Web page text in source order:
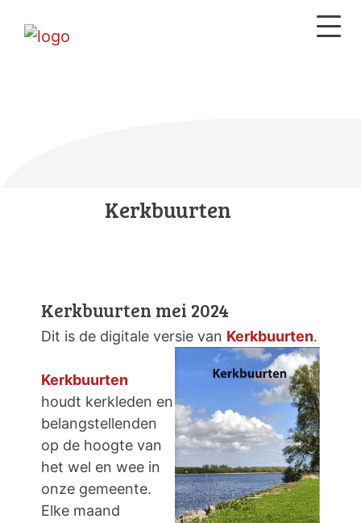
Kerkbuurten
Kerkbuurten mei 2024
Dit is de digitale versie van Kerkbuurten.
Kerkbuurten
houdt kerkleden en
belangstellenden
op de hoogte van
het wel en wee in
onze gemeente.
Elke maand